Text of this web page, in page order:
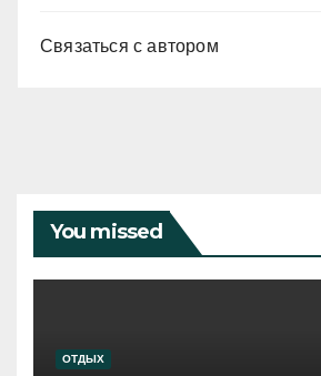
Связаться с автором
You missed
ОТДЫХ